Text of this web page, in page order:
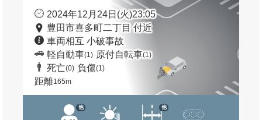
2024年12月24日(火)23:05
豊田市喜多町二丁目 付近
車両相互 小破事故
軽自動車(1) 原付自転車(1)
死亡(0) 負傷(1)
距離165m
他 他